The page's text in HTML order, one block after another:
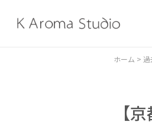
ホーム >
【